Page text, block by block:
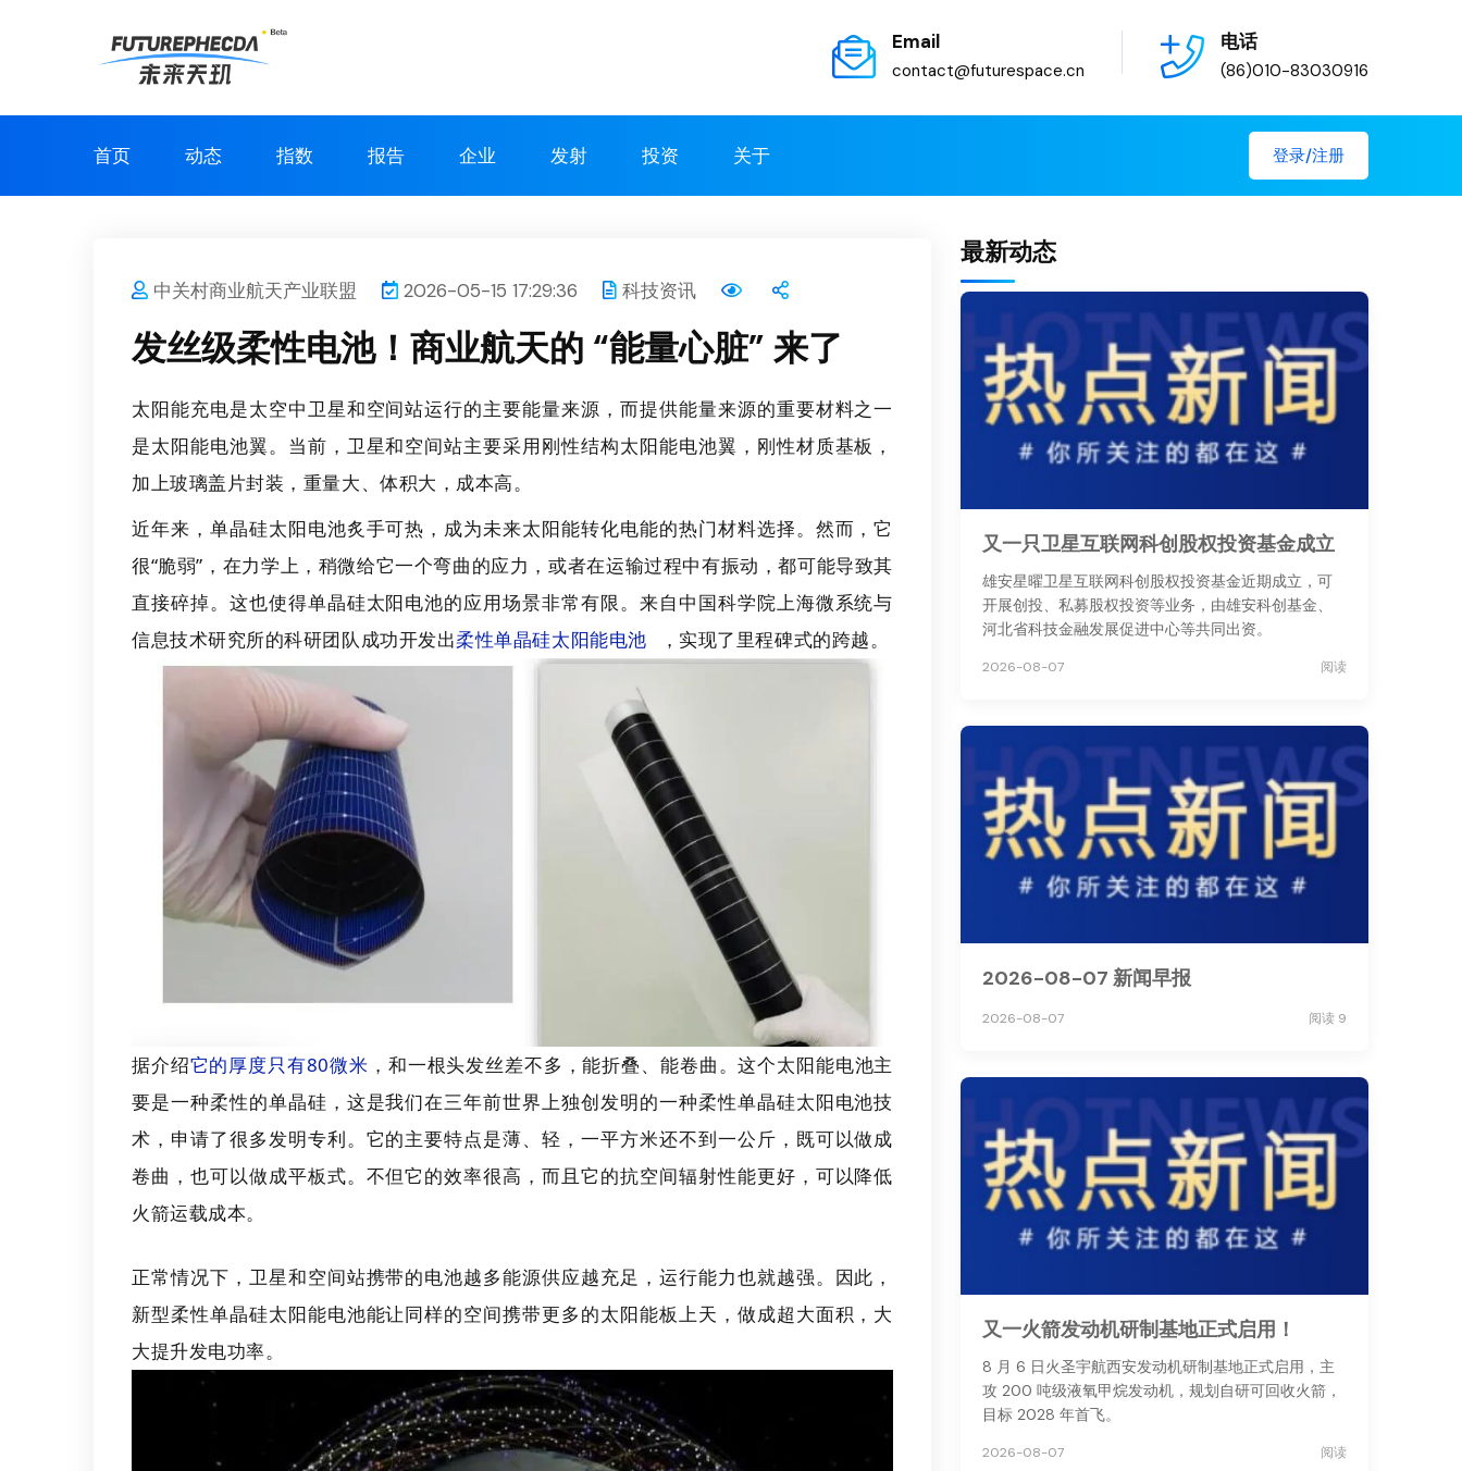
Email
contact@futurespace.cn
电话
(86)010-83030916
首页 动态 指数 报告 企业 发射 投资 关于 登录/注册
中关村商业航天产业联盟 2026-05-15 17:29:36 科技资讯
发丝级柔性电池！商业航天的 “能量心脏” 来了
太阳能充电是太空中卫星和空间站运行的主要能量来源，而提供能量来源的重要材料之一
是太阳能电池翼。当前，卫星和空间站主要采用刚性结构太阳能电池翼，刚性材质基板，
加上玻璃盖片封装，重量大、体积大，成本高。
近年来，单晶硅太阳电池炙手可热，成为未来太阳能转化电能的热门材料选择。然而，它
很“脆弱”，在力学上，稍微给它一个弯曲的应力，或者在运输过程中有振动，都可能导致其
直接碎掉。这也使得单晶硅太阳电池的应用场景非常有限。来自中国科学院上海微系统与
信息技术研究所的科研团队成功开发出柔性单晶硅太阳能电池 ，实现了里程碑式的跨越。
据介绍它的厚度只有80微米 ，和一根头发丝差不多，能折叠、能卷曲。这个太阳能电池主
要是一种柔性的单晶硅，这是我们在三年前世界上独创发明的一种柔性单晶硅太阳电池技
术，申请了很多发明专利。它的主要特点是薄、轻，一平方米还不到一公斤，既可以做成
卷曲，也可以做成平板式。不但它的效率很高，而且它的抗空间辐射性能更好，可以降低
火箭运载成本。
正常情况下，卫星和空间站携带的电池越多能源供应越充足，运行能力也就越强。因此，
新型柔性单晶硅太阳能电池能让同样的空间携带更多的太阳能板上天，做成超大面积，大
大提升发电功率。
最新动态
又一只卫星互联网科创股权投资基金成立
雄安星曜卫星互联网科创股权投资基金近期成立，可
开展创投、私募股权投资等业务，由雄安科创基金、
河北省科技金融发展促进中心等共同出资。
2026-08-07 阅读
2026-08-07 新闻早报
2026-08-07 阅读 9
又一火箭发动机研制基地正式启用！
8 月 6 日火圣宇航西安发动机研制基地正式启用，主
攻 200 吨级液氧甲烷发动机，规划自研可回收火箭，
目标 2028 年首飞。
2026-08-07 阅读